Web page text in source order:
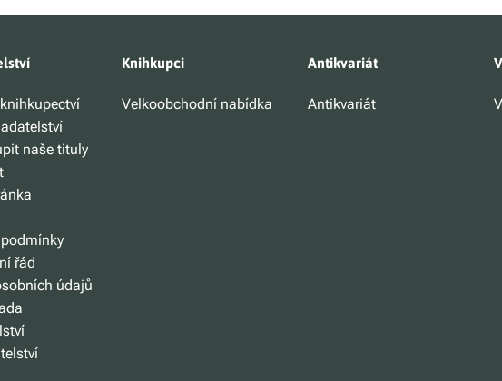
naše tituly
řád
údajů
Knihkupci
Velkoobchodní nabídka
Antikvariát
Antikvariát